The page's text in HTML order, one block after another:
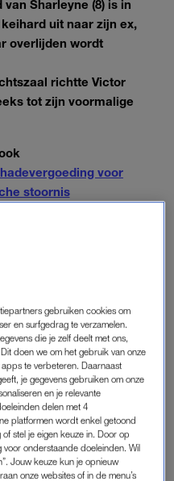
Sharleyne (8) is in
uit naar zijn ex,
overlijden wordt
richtte Victor
tot zijn voormalige
voor
stoornis
ze de hand heeft gehad in
werd gevonden onderaan
Dat ontkent de moeder
het meisjeheeft nu een forse
emotionele schade. De
dat hij nog altijd last heeft
en herbelevingen.
van de zaak gebruik van
gebruiken cookies om
en surfgedrag te verzamelen.
die je zelf deelt met ons,
doen we om het gebruik van onze
te verbeteren. Daarnaast
je gegevens gebruiken om onze
en je relevante
delen met 4
platformen wordt enkel getoond
stel je eigen keuze in. Door op
onderstaande doeleinden. Wil
Jouw keuze kun je opnieuw
onze websites of in de menu’s